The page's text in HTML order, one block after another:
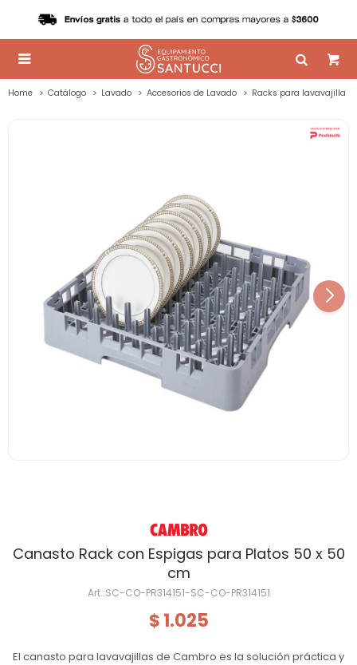

Home Catálogo Lavado Accesorios de Lavado Racks para lavavajilla
Canasto Rack con Espigas para Platos 50 x 50
cm
SC-CO-PR314151-SC-CO-PR314151
$ 1.025
El canasto para lavavajillas de Cambro es la solución práctica y